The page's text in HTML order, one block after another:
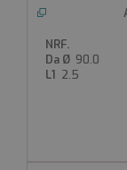
90.0
2.5